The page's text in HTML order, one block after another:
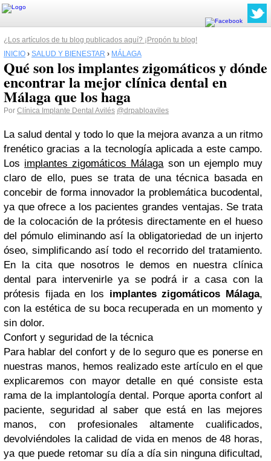
¿Los artículos de tu blog publicados aquí? ¡Propón tu blog!
INICIO › SALUD Y BIENESTAR › MÁLAGA
Qué son los implantes zigomáticos y dónde
encontrar la mejor clínica dental en
Málaga que los haga
Por Clínica Implante Dental Avilés @drpabloaviles
La salud dental y todo lo que la mejora avanza a un ritmo
frenético gracias a la tecnología aplicada a este campo.
Los implantes zigomáticos Málagason un ejemplo muy
claro de ello, pues se trata de una técnica basada en
concebir de forma innovador la problemática bucodental,
ya que ofrece a los pacientes grandes ventajas. Se trata
de la colocación de la prótesis directamente en el hueso
del pómulo eliminando así la obligatoriedad de un injerto
óseo, simplificando así todo el recorrido del tratamiento.
En la cita que nosotros le demos en nuestra clínica
dental para intervenirle ya se podrá ir a casa con la
prótesis fijada en los implantes zigomáticos Málaga,
con la estética de su boca recuperada en un momento y
sin dolor.
Confort y seguridad de la técnica
Para hablar del confort y de lo seguro que es ponerse en
nuestras manos, hemos realizado este artículo en el que
explicaremos con mayor detalle en qué consiste esta
rama de la implantología dental. Porque aporta confort al
paciente, seguridad al saber que está en las mejores
manos, con profesionales altamente cualificados,
devolviéndoles la calidad de vida en menos de 48 horas,
ya que puede retomar su día a día sin ninguna dificultad,